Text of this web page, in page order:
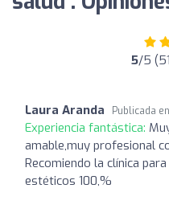
5/5
Laura Aranda Publicada en
Experiencia fantástica:
amable,muy profesional
Recomiendo la clínica
estéticos 100,%